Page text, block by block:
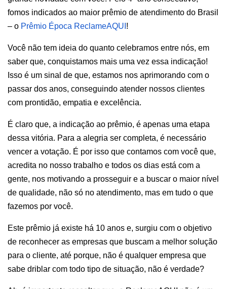
fomos indicados ao maior prêmio de atendimento do Brasil
– o Prêmio Época ReclameAQUI !
Você não tem ideia do quanto celebramos entre nós, em
saber que, conquistamos mais uma vez essa indicação!
Isso é um sinal de que, estamos nos aprimorando com o
passar dos anos, conseguindo atender nossos clientes
com prontidão, empatia e excelência.
É claro que, a indicação ao prêmio, é apenas uma etapa
dessa vitória. Para a alegria ser completa, é necessário
vencer a votação. É por isso que contamos com você que,
acredita no nosso trabalho e todos os dias está com a
gente, nos motivando a prosseguir e a buscar o maior nível
de qualidade, não só no atendimento, mas em tudo o que
fazemos por você.
Este prêmio já existe há 10 anos e, surgiu com o objetivo
de reconhecer as empresas que buscam a melhor solução
para o cliente, até porque, não é qualquer empresa que
sabe driblar com todo tipo de situação, não é verdade?